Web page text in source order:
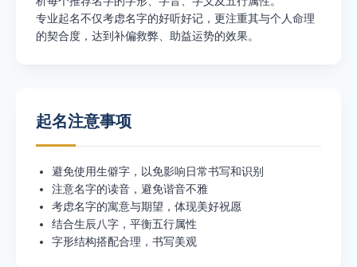
专业起名不仅考虑名字的好听好记，更注重其与个人命理
的契合度，达到补偏救弊、助益运势的效果。
起名注意事项
避免使用生僻字，以免影响日常书写和识别
注意名字的读音，避免谐音不雅
考虑名字的寓意与期望，体现美好祝愿
结合生辰八字，平衡五行属性
字形结构搭配合理，书写美观